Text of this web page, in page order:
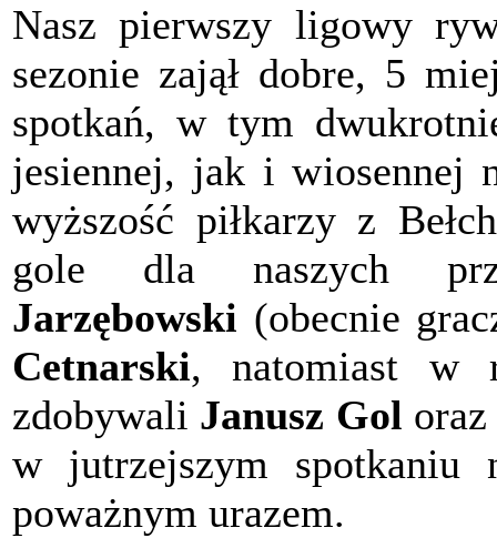
Nasz pierwszy ligowy
sezonie zajął dobre, 5
spotkań, w tym
jesiennej, jak i wiosennej
wyższość piłkarzy z
gole dla naszych
Jarzębowski (obecnie
Cetnarski, natomiast w
zdobywali Janusz Gol
w jutrzejszym
poważnym urazem.